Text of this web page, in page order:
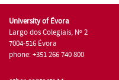
University of Évora
Largo dos Colegiais, Nº 2
7004-516 Évora
phone: +351 266 740 800